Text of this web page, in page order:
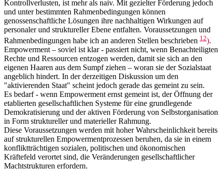
Kontrollverlusten, ist mehr als naiv. Mit gezielter Förderung jedoch
und unter bestimmten Rahmenbedingungen können
genossenschaftliche Lösungen ihre nachhaltigen Wirkungen auf
personaler und struktureller Ebene entfalten. Voraussetzungen und
Rahmenbedingungen habe ich an anderen Stellen beschrieben 12).
Empowerment – soviel ist klar - passiert nicht, wenn Benachteiligten
Rechte und Ressourcen entzogen werden, damit sie sich an den
eigenen Haaren aus dem Sumpf ziehen – woran sie der Sozialstaat
angeblich hindert. In der derzeitigen Diskussion um den
"aktivierenden Staat" scheint jedoch gerade das gemeint zu sein.
Es bedarf - wenn Empowerment ernst gemeint ist, der Öffnung der
etablierten gesellschaftlichen Systeme für eine grundlegende
Demokratisierung und der aktiven Förderung von Selbstorganisation
in Form struktureller und materieller Rahmung.
Diese Voraussetzungen werden mit hoher Wahrscheinlichkeit bereits
auf strukturellen Empowermentprozessen beruhen, da sie in einem
konfliktträchtigen sozialen, politischen und ökonomischen
Kräftefeld verortet sind, die Veränderungen gesellschaftlicher
Machtstrukturen erfordern.